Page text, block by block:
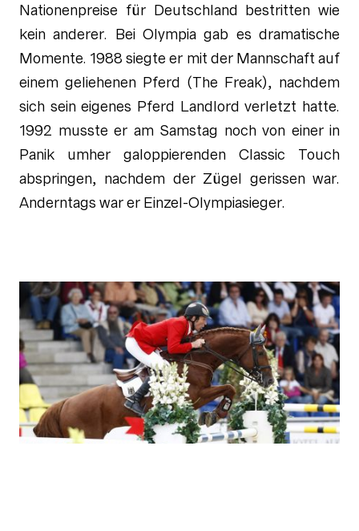
Nationenpreise für Deutschland bestritten wie
kein anderer. Bei Olympia gab es dramatische
Momente. 1988 siegte er mit der Mannschaft auf
einem geliehenen Pferd (The Freak), nachdem
sich sein eigenes Pferd Landlord verletzt hatte.
1992 musste er am Samstag noch von einer in
Panik umher galoppierenden Classic Touch
abspringen, nachdem der Zügel gerissen war.
Anderntags war er Einzel-Olympiasieger.